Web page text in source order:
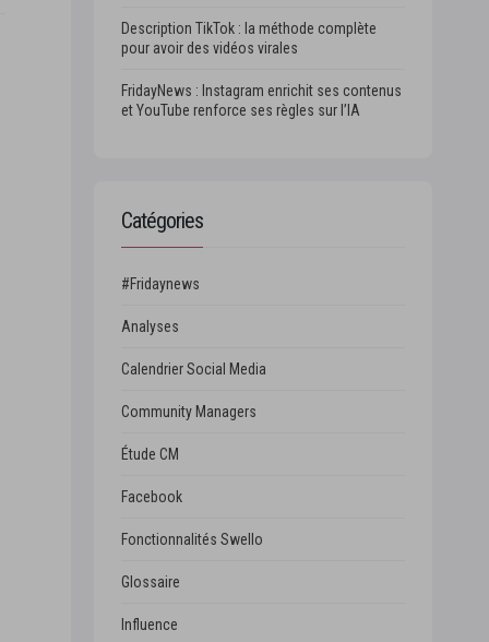
Description TikTok : la méthode complète
pour avoir des vidéos virales
FridayNews : Instagram enrichit ses contenus
et YouTube renforce ses règles sur l’IA
Catégories
#Fridaynews
Analyses
Calendrier Social Media
Community Managers
Étude CM
Facebook
Fonctionnalités Swello
Glossaire
Influence